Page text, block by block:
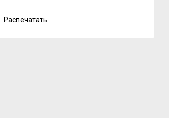
Распечатать